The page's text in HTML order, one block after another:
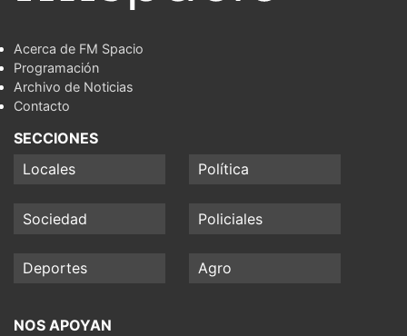
Acerca de FM Spacio
Programación
Archivo de Noticias
Contacto
SECCIONES
Locales
Política
Sociedad Policiales
Deportes Agro
NOS APOYAN